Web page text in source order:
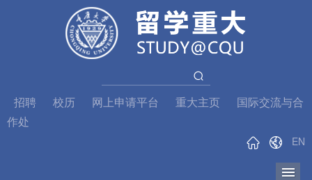
招聘 校历 网上申请平台 重大主页
国际交流与合
作处
EN